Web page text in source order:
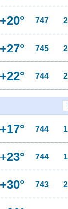
+20° 747 2
+27° 745 2
+22° 744 2
+17° 744 1
+23° 744 1
+30° 743 2